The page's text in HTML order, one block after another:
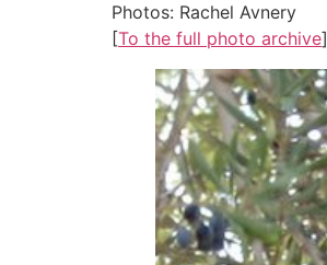
Photos: Rachel Avnery
[To the full photo archive]